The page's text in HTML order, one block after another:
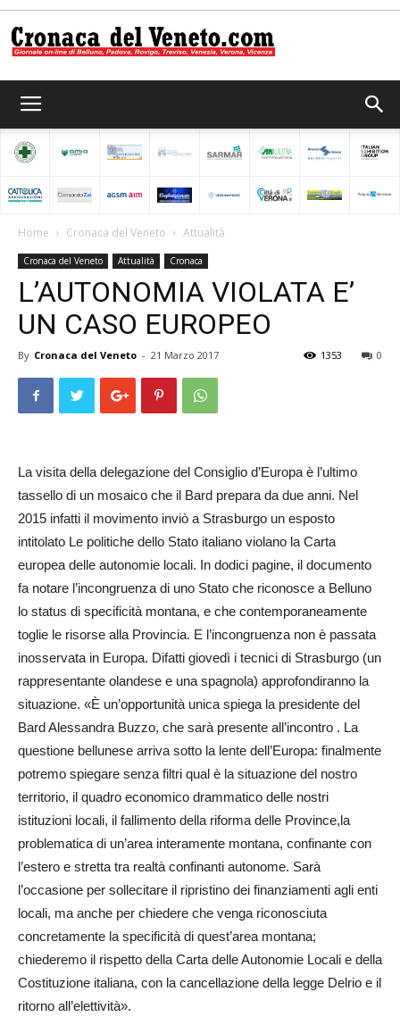
del
Veneto
Home Cronaca del Veneto Attualità
Cronaca del Veneto Attualità Cronaca
L’AUTONOMIA VIOLATA E’
UN CASO EUROPEO
By Cronaca del Veneto - 21 Marzo 2017 0
1353
La visita della delegazione del Consiglio d’Europa è l’ultimo
tassello di un mosaico che il Bard prepara da due anni. Nel
2015 infatti il movimento inviò a Strasburgo un esposto
intitolato Le politiche dello Stato italiano violano la Carta
europea delle autonomie locali. In dodici pagine, il documento
fa notare l’incongruenza di uno Stato che riconosce a Belluno
lo status di specificità montana, e che contemporaneamente
toglie le risorse alla Provincia. E l’incongruenza non è passata
inosservata in Europa. Difatti giovedì i tecnici di Strasburgo (un
rappresentante olandese e una spagnola) approfondiranno la
situazione. «È un’opportunità unica spiega la presidente del
Bard Alessandra Buzzo, che sarà presente all’incontro . La
questione bellunese arriva sotto la lente dell’Europa: finalmente
potremo spiegare senza filtri qual è la situazione del nostro
territorio, il quadro economico drammatico delle nostri
istituzioni locali, il fallimento della riforma delle Province,la
problematica di un’­area interamente montana, confinante con
l’estero e stretta tra realtà confinanti autonome. Sarà
l’occasione per sollecitare il ripristino dei finanziamenti agli enti
locali, ma anche per chiedere che venga riconosciuta
concretamente la specificità di quest’area montana;
chiederemo il rispetto della Carta delle Autonomie Locali e della
Costituzione italiana, con la cancellazione della legge Delrio e il
ritorno all’elettività».